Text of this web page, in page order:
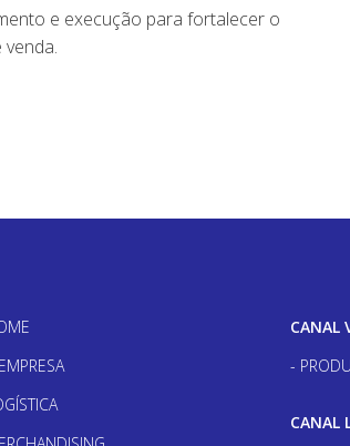
e execução para fortalecer o
CANAL
CANAL